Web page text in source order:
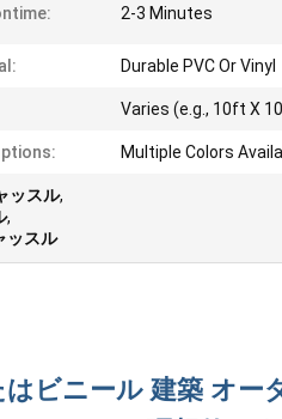
2-3 Minutes
Durable PVC Or Vinyl
Varies (e.g., 10ft X
Multiple Colors
ッスル,
,
ッスル
ビニール 建築 オー